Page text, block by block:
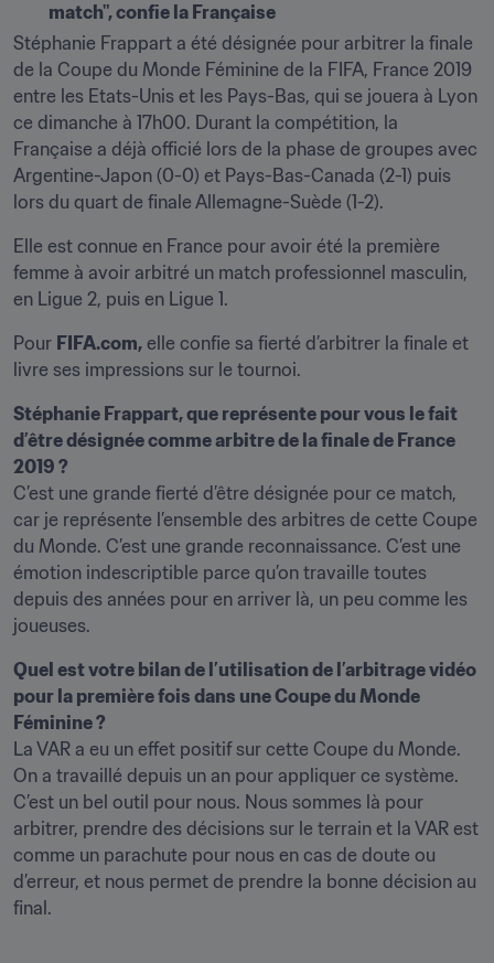
match", confie la Française
Stéphanie Frappart a été désignée pour arbitrer la finale
de la Coupe du Monde Féminine de la FIFA, France 2019
entre les Etats-Unis et les Pays-Bas, qui se jouera à Lyon
ce dimanche à 17h00. Durant la compétition, la
Française a déjà officié lors de la phase de groupes avec
Argentine-Japon (0-0) et Pays-Bas-Canada (2-1) puis
lors du quart de finale Allemagne-Suède (1-2).
Elle est connue en France pour avoir été la première
femme à avoir arbitré un match professionnel masculin,
en Ligue 2, puis en Ligue 1.
Pour FIFA.com, elle confie sa fierté d’arbitrer la finale et
livre ses impressions sur le tournoi.
Stéphanie Frappart, que représente pour vous le fait
d’être désignée comme arbitre de la finale de France
2019 ?
C’est une grande fierté d’être désignée pour ce match,
car je représente l’ensemble des arbitres de cette Coupe
du Monde. C’est une grande reconnaissance. C’est une
émotion indescriptible parce qu’on travaille toutes
depuis des années pour en arriver là, un peu comme les
joueuses.
Quel est votre bilan de l’utilisation de l’arbitrage vidéo
pour la première fois dans une Coupe du Monde
Féminine ?
La VAR a eu un effet positif sur cette Coupe du Monde.
On a travaillé depuis un an pour appliquer ce système.
C’est un bel outil pour nous. Nous sommes là pour
arbitrer, prendre des décisions sur le terrain et la VAR est
comme un parachute pour nous en cas de doute ou
d’erreur, et nous permet de prendre la bonne décision au
final.